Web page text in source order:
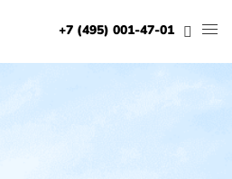
+7 (495) 001-47-01